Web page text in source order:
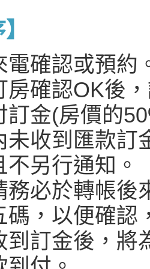
電確認或預約
房確認OK後
訂金(房價的
未收到匯款訂
不另行通知。
務必於轉帳後
碼，以便確認
到訂金後，將